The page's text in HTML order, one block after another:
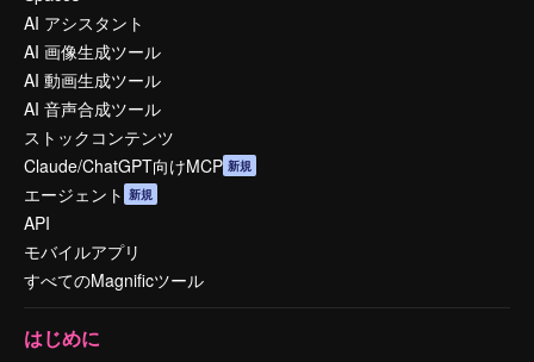
AI アシスタント
AI 画像生成ツール
AI 動画生成ツール
AI 音声合成ツール
ストックコンテンツ
Claude/ChatGPT向けMCP 新規
エージェント 新規
API
モバイルアプリ
すべてのMagnificツール
はじめに